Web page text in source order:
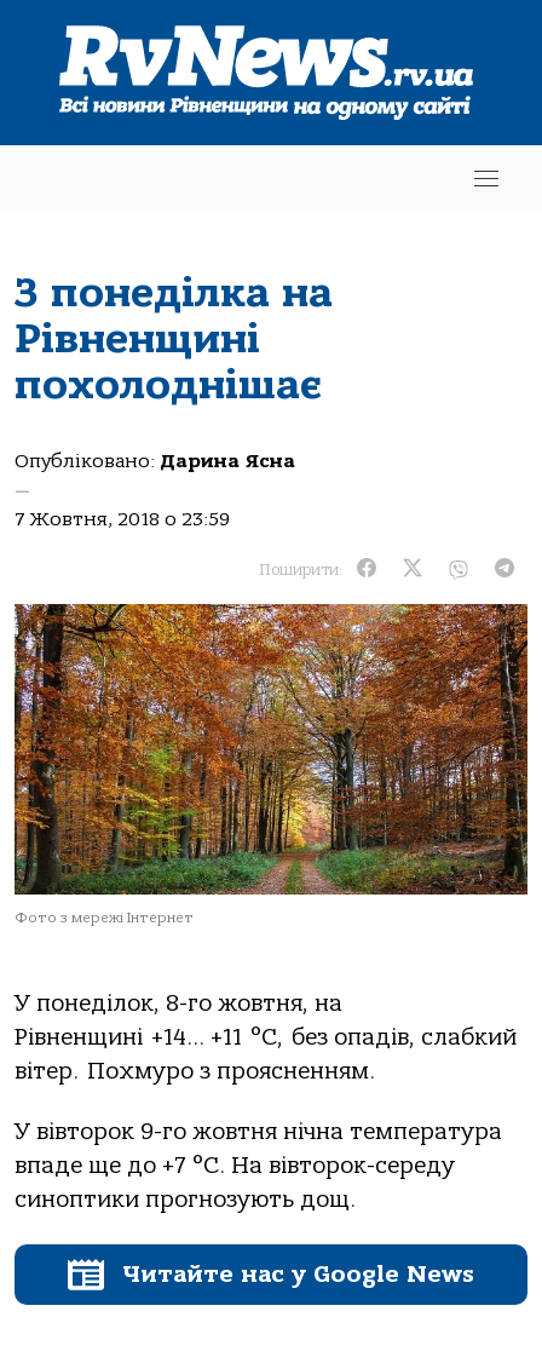
З понеділка на
Рівненщині
похолоднішає
Опубліковано: Дарина Ясна
—
7 Жовтня, 2018 о 23:59
Поширити:
Фото з мережі Інтернет
У понеділок, 8-го жовтня, на
Рівненщині +14… +11 °C, без опадів, слабкий
вітер. Похмуро з проясненням.
У вівторок 9-го жовтня нічна температура
впаде ще до +7 °C. На вівторок-середу
синоптики прогнозують дощ.
Читайте нас у Google News